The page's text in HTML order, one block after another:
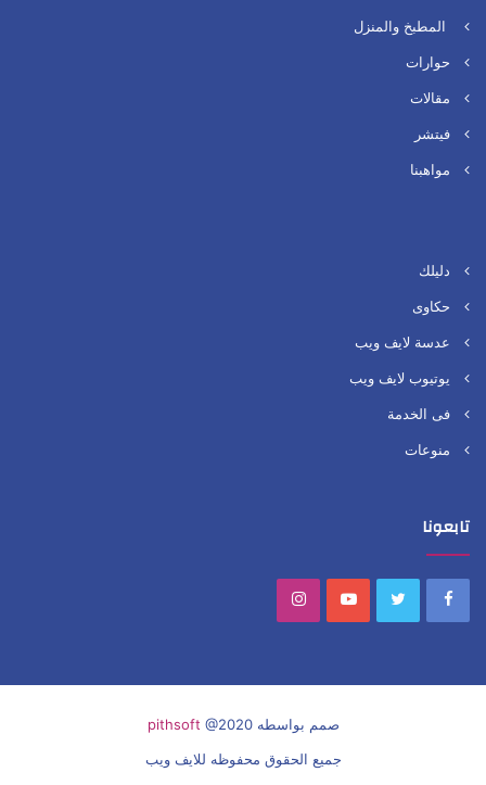
المطبخ والمنزل
حوارات
مقالات
فيتشر
مواهبنا
دليلك
حكاوى
عدسة لايف ويب
يوتيوب لايف ويب
فى الخدمة
منوعات
تابعونا
Facebook
Twitter
YouTube
صمم بواسطه pithsoft @2020
جميع الحقوق محفوظه للايف ويب